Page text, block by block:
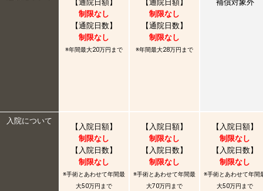
【通院日額】
制限なし
【通院日数】
制限なし
※年間最大20万円まで
【通院日額】
制限なし
【通院日数】
制限なし
※年間最大28万円まで
補償対象外
入院について
【入院日額】
制限なし
【入院日数】
制限なし
※手術とあわせて年間最
大50万円まで
【入院日額】
制限なし
【入院日数】
制限なし
※手術とあわせて年間最
大70万円まで
【入院日額】
制限なし
【入院日数】
制限なし
※手術とあわせて年間
大50万円まで